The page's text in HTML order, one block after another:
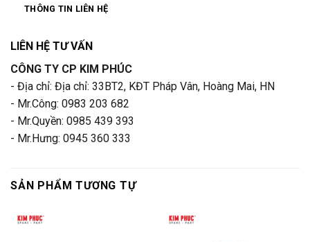
THÔNG TIN LIÊN HỆ
LIÊN HỆ TƯ VẤN
CÔNG TY CP KIM PHÚC
- Địa chỉ: Địa chỉ: 33BT2, KĐT Pháp Vân, Hoàng Mai, HN
- Mr.Công: 0983 203 682
- Mr.Quyền: 0985 439 393
- Mr.Hưng: 0945 360 333
SẢN PHẨM TƯƠNG TỰ